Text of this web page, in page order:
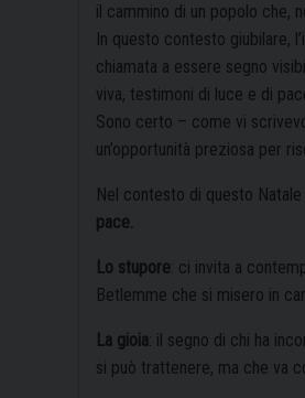
il cammino di un popolo che,
In questo contesto giubilare,
chiamata a essere segno
viva, testimoni di luce e di
Sono certo – come vi
un’opportunità preziosa per
Nel contesto di questo
pace.
Lo stupore: ci invita a
Betlemme che si misero in
La gioia: il segno di chi ha
si può trattenere, ma che va